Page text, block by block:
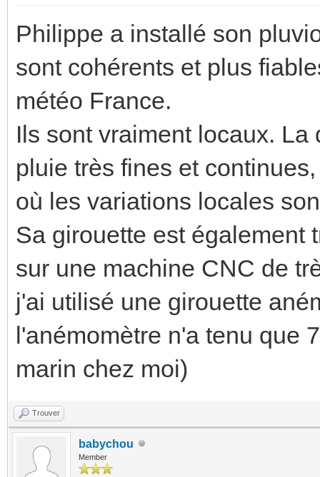
Philippe a installé son
sont cohérents et plus
météo France.
Ils sont vraiment locaux.
pluie très fines et
où les variations locales
Sa girouette est également
sur une machine CNC de
j'ai utilisé une girouette
l'anémomètre n'a tenu que
marin chez moi)
Trouver
babychou
Member